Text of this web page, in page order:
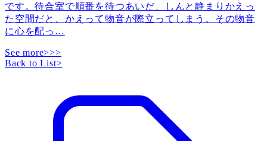
です。待合室で順番を待つあいだ、しんと静まりかえっ
た空間だと、かえって物音が際立ってしまう。その物音
に心を配っ …
See more>>>
Back to List>